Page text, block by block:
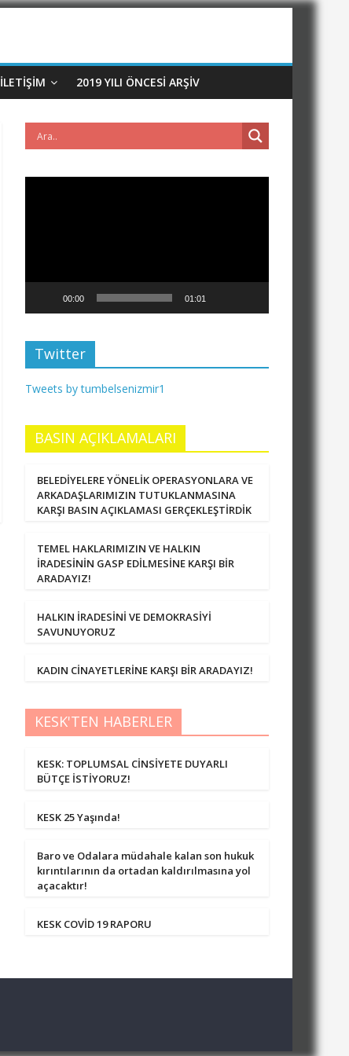
İLETIŞIM 2019 YILI ÖNCESI ARŞIV
00:00 01:01
Twitter
Tweets by tumbelsenizmir1
BASIN AÇIKLAMALARI
BELEDİYELERE YÖNELİK OPERASYONLARA VE
ARKADAŞLARIMIZIN TUTUKLANMASINA
KARŞI BASIN AÇIKLAMASI GERÇEKLEŞTİRDİK
TEMEL HAKLARIMIZIN VE HALKIN
İRADESİNİN GASP EDİLMESİNE KARŞI BİR
ARADAYIZ!
HALKIN İRADESİNİ VE DEMOKRASİYİ
SAVUNUYORUZ
KADIN CİNAYETLERİNE KARŞI BİR ARADAYIZ!
KESK'TEN HABERLER
KESK: TOPLUMSAL CİNSİYETE DUYARLI
BÜTÇE İSTİYORUZ!
KESK 25 Yaşında!
Baro ve Odalara müdahale kalan son hukuk
kırıntılarının da ortadan kaldırılmasına yol
açacaktır!
KESK COVİD 19 RAPORU